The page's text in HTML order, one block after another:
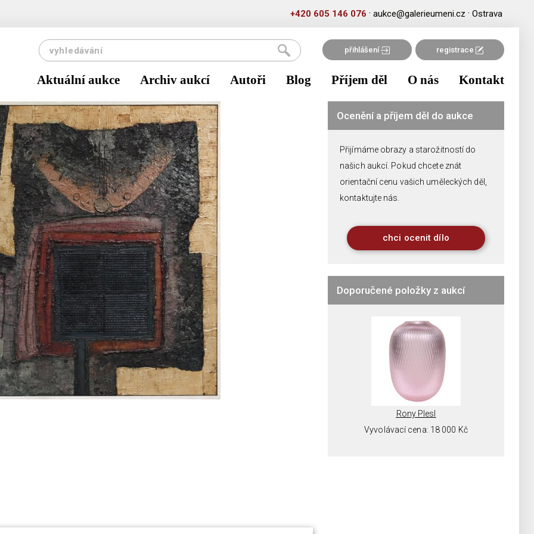
+420 605 146 076 · aukce@galerieumeni.cz · Ostrava
přihlášení registrace
Aktuální aukce Archiv aukcí Autoři Blog Příjem děl O nás Kontakt
Ocenění a příjem děl do aukce
Přijímáme obrazy a starožitností do
našich aukcí. Pokud chcete znát
orientační cenu vašich uměleckých děl,
kontaktujte nás.
chci ocenit dílo
Doporučené položky z aukcí
Rony Plesl
Vyvolávací cena: 18 000 Kč